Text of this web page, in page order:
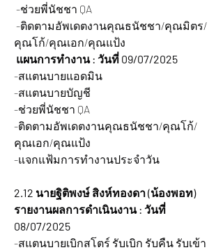
-ช่วยพี่นัชชา QA
-ติดตามอัพเดตงานคุณธนัชชา/คุณมิตร/
คุณโก้/คุณเอก/คุณแป้ง
แผนการทำงาน : วันที่ 09/07/2025
-สแตนบายแอดมิน
-สแตนบายบัญชี
-ช่วยพี่นัชชา QA
-ติดตามอัพเดตงานคุณธนัชชา/คุณโก้/
คุณเอก/คุณแป้ง
-แจกแฟ้มการทำงานประจำวัน
2.12 นายฐิติพงษ์ สิงห์ทองดา (น้องพอท)
รายงานผลการดำเนินงาน : วันที่
08/07/2025
-สแตนบายเบิกสโตร์ รับเบิก รับคืน รับเข้า